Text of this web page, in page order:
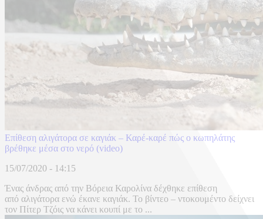
Επίθεση αλιγάτορα σε καγιάκ – Καρέ-καρέ πώς ο κωπηλάτης
βρέθηκε μέσα στο νερό (video)
15/07/2020 - 14:15
Ένας άνδρας από την Βόρεια Καρολίνα δέχθηκε επίθεση
από αλιγάτορα ενώ έκανε καγιάκ. Το βίντεο – ντοκουμέντο δείχνει
τον Πίτερ Τζόις να κάνει κουπί με το ...